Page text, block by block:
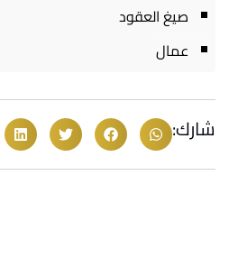
صيغ العقود
عمال
شارك: